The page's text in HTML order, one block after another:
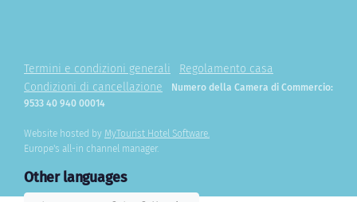
Termini e condizioni generali
Regolamento casa
Condizioni di cancellazione
Numero della Camera di Commercio:
9533 40 940 00014
Website hosted by MyTourist Hotel Software.
Europe's all-in channel manager.
Other languages